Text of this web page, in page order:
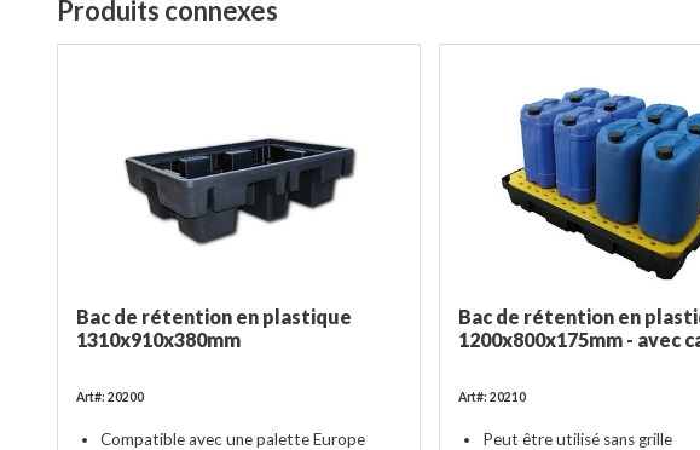
Produits connexes
Bac de rétention en plastique
1310x910x380mm
Art#: 20200
Compatible avec une palette Europe
Bac de rétention en
1200x800x175mm - avec
Art#: 20210
Peut être utilisé sans grille